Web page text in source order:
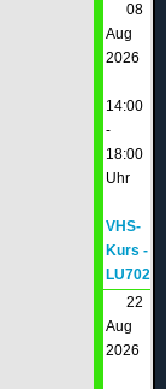
08
Aug
2026
14:00
-
18:00
Uhr
VHS-
Kurs -
LU702
22
Aug
2026